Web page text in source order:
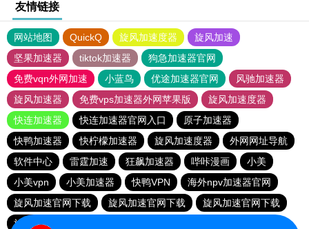
友情链接
网站地图 QuickQ 旋风加速度器
旋风加速
坚果加速器
tiktok加速器
狗急加速器官网
免费vqn外网加速
小蓝鸟 优途加速器官网
风驰加速器
旋风加速器
免费vps加速器外网苹果版
旋风加速度器
快连加速器
快连加速器官网入口
原子加速器
快鸭加速器
快柠檬加速器 旋风加速度器
外网网址导航
软件中心
雷霆加速 狂飙加速器 哔咔漫画
小美
小美vpn
小美加速器 快鸭VPN
海外npv加速器官网
旋风加速官网下载
旋风加速官网下载
旋风加速官网下载
旋风加速官网下载